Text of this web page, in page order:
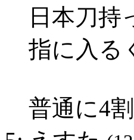
日本刀持
指に入る
普通に4